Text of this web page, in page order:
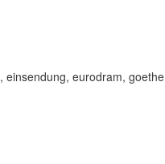
,einsendung,eurodram,goethe